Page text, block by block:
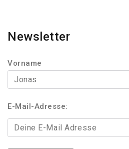
Newsletter
Vorname
E-Mail-Adresse: